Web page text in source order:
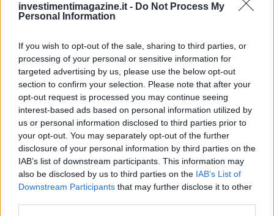
investimentimagazine.it - Do Not Process My
Personal Information
If you wish to opt-out of the sale, sharing to third parties, or
processing of your personal or sensitive information for
targeted advertising by us, please use the below opt-out
section to confirm your selection. Please note that after your
opt-out request is processed you may continue seeing
interest-based ads based on personal information utilized by
us or personal information disclosed to third parties prior to
your opt-out. You may separately opt-out of the further
disclosure of your personal information by third parties on the
IAB’s list of downstream participants. This information may
also be disclosed by us to third parties on the IAB’s List of
Downstream Participants that may further disclose it to other
AUTORE
Francesca Spadaro
Francesca Spadaro ha ricostruito una catena